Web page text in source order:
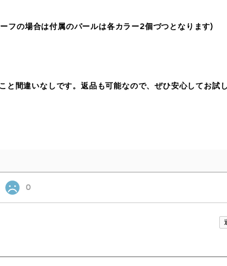
合は付属のパールは各カラー2個づつとなります)
間違いなしです。返品も可能なので、ぜひ安心してお試
0